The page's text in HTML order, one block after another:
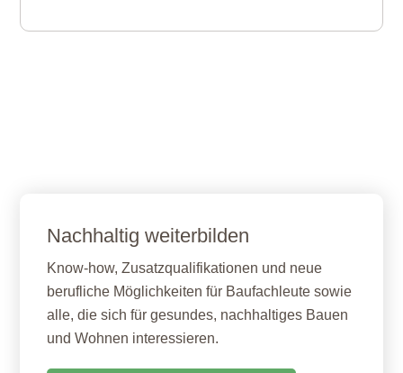
Nachhaltig weiterbilden
Know-how, Zusatzqualifikationen und neue
berufliche Möglichkeiten für Baufachleute sowie
alle, die sich für gesundes, nachhaltiges Bauen
und Wohnen interessieren.